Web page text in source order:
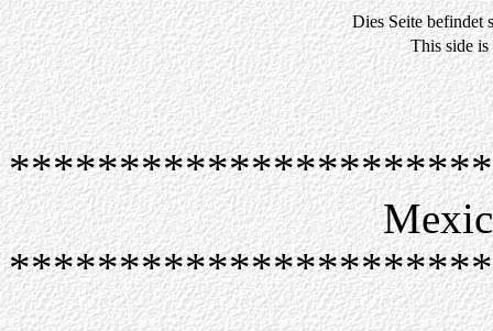
Dies Seite befindet
This side is